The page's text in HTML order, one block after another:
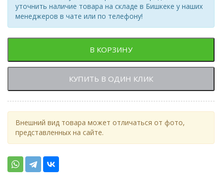
уточнить наличие товара на складе в Бишкеке у наших
менеджеров в чате или по телефону!
В КОРЗИНУ
КУПИТЬ В ОДИН КЛИК
Внешний вид товара может отличаться от фото,
представленных на сайте.